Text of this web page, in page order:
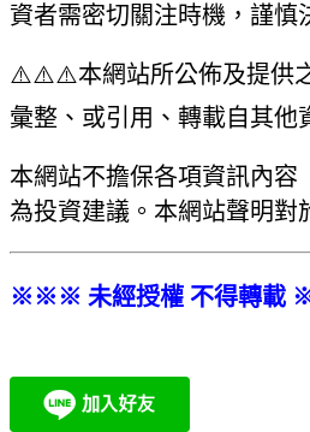
資者需密切關注時機，謹慎
⚠️⚠️⚠️本網站所公佈及提供之
彙整、或引用、轉載自其他
本網站不擔保各項資訊內
為投資建議。本網站聲明對
※※※ 未經授權 不得轉